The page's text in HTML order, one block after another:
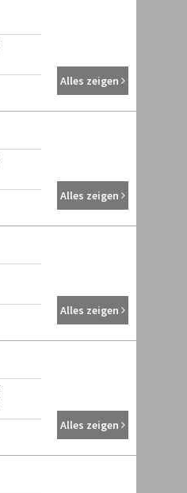
Alles zeigen
Alles zeigen
Alles zeigen
Alles zeigen